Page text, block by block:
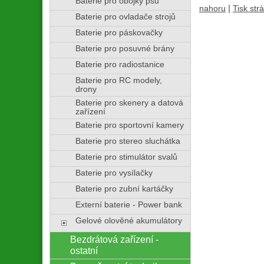
nahoru Tisk
Baterie pro ovladače strojů
Baterie pro páskovačky
Baterie pro posuvné brány
Baterie pro radiostanice
Baterie pro RC modely,
drony
Baterie pro skenery a datová
zařízení
Baterie pro sportovní kamery
Baterie pro stereo sluchátka
Baterie pro stimulátor svalů
Baterie pro vysílačky
Baterie pro zubní kartáčky
Externí baterie - Power bank
Gelové olověné akumulátory
Bezdrátová zařízení -
ostatní